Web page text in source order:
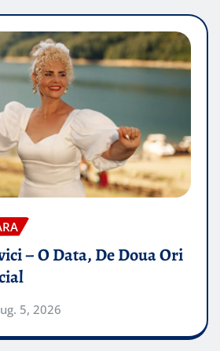
– O Data, De Doua Ori
5, 2026